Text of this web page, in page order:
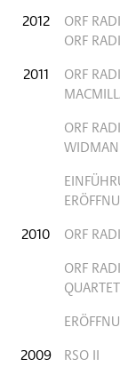
2012
ORF
ORF
2011
ORF
ORF
2010
ORF
ORF
2009
RSO II